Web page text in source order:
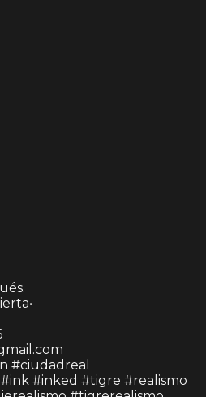
#ciudadreal
#inked #tigre #realismo